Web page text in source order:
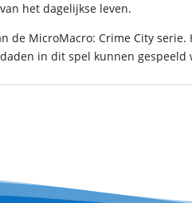
het dagelijkse leven.
de MicroMacro: Crime City
in dit spel kunnen